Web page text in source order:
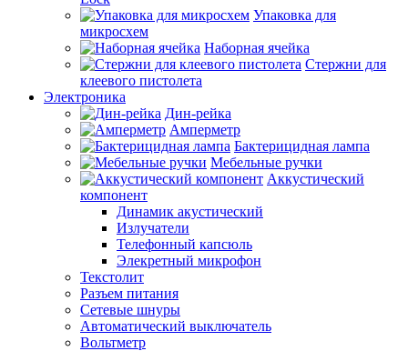
Упаковка для
микросхем
Наборная ячейка
Стержни для
клеевого пистолета
Электроника
Дин-рейка
Амперметр
Бактерицидная лампа
Мебельные ручки
Аккустический
компонент
Динамик акустический
Излучатели
Телефонный капсюль
Элекретный микрофон
Текстолит
Разъем питания
Сетевые шнуры
Автоматический выключатель
Вольтметр